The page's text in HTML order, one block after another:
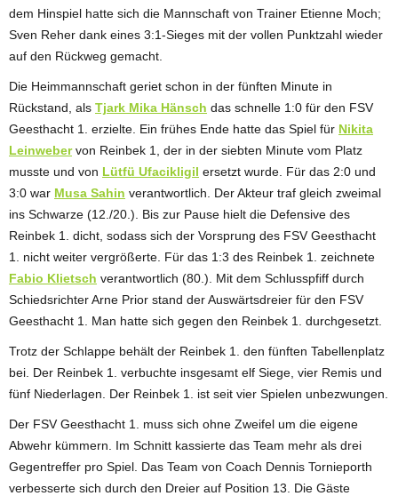
dem Hinspiel hatte sich die Mannschaft von Trainer Etienne Moch;
Sven Reher dank eines 3:1-Sieges mit der vollen Punktzahl wieder
auf den Rückweg gemacht.
Die Heimmannschaft geriet schon in der fünften Minute in
Rückstand, als Tjark Mika Hänsch das schnelle 1:0 für den FSV
Geesthacht 1. erzielte. Ein frühes Ende hatte das Spiel für Nikita
Leinwebervon Reinbek 1, der in der siebten Minute vom Platz
musste und von Lütfü Ufacikligil ersetzt wurde. Für das 2:0 und
3:0 war Musa Sahin verantwortlich. Der Akteur traf gleich zweimal
ins Schwarze (12./20.). Bis zur Pause hielt die Defensive des
Reinbek 1. dicht, sodass sich der Vorsprung des FSV Geesthacht
1. nicht weiter vergrößerte. Für das 1:3 des Reinbek 1. zeichnete
Fabio Klietsch verantwortlich (80.). Mit dem Schlusspfiff durch
Schiedsrichter Arne Prior stand der Auswärtsdreier für den FSV
Geesthacht 1. Man hatte sich gegen den Reinbek 1. durchgesetzt.
Trotz der Schlappe behält der Reinbek 1. den fünften Tabellenplatz
bei. Der Reinbek 1. verbuchte insgesamt elf Siege, vier Remis und
fünf Niederlagen. Der Reinbek 1. ist seit vier Spielen unbezwungen.
Der FSV Geesthacht 1. muss sich ohne Zweifel um die eigene
Abwehr kümmern. Im Schnitt kassierte das Team mehr als drei
Gegentreffer pro Spiel. Das Team von Coach Dennis Tornieporth
verbesserte sich durch den Dreier auf Position 13. Die Gäste